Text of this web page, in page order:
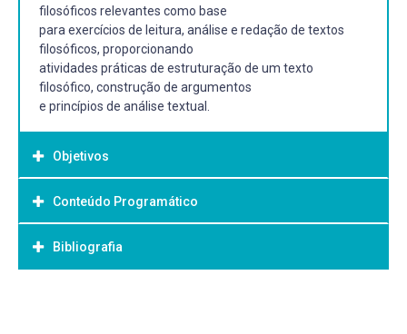
filosóficos relevantes como base
para exercícios de leitura, análise e redação de textos
filosóficos, proporcionando
atividades práticas de estruturação de um texto
filosófico, construção de argumentos
e princípios de análise textual.
Objetivos
Objetivo Geral:
Geral: Capacitar o estudante para a leitura, análise,
interpretação e redação de
Conteúdo Programático
Bibliografia